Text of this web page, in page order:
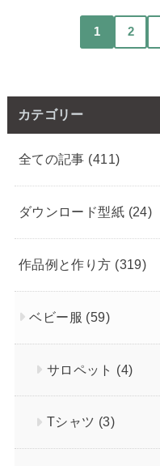
1 2
カテゴリー
全ての記事 (411)
ダウンロード型紙 (24)
作品例と作り方 (319)
ベビー服 (59)
サロペット (4)
Tシャツ (3)